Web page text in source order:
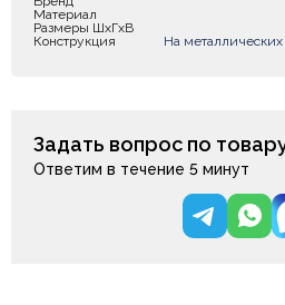
Материал
Размеры ШxГxВ
Конструкция
На
Задать вопрос по
Ответим в течение 5 минут